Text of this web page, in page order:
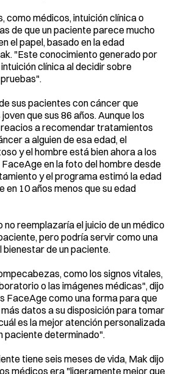
como médicos, intuición clínica o
de que un paciente parece mucho
el papel, basado en la edad
"Este conocimiento generado por
clínica al decidir sobre
sus pacientes con cáncer que
que sus 86 años. Aunque los
a recomendar tratamientos
a alguien de esa edad, el
y el hombre está bien ahora a los
en la foto del hombre desde
y el programa estimó la edad
en 10 años menos que su edad
no reemplazaría el juicio de un médico
pero podría servir como una
de un paciente.
como los signos vitales,
o las imágenes médicas", dijo
FaceAge como una forma para que
datos a su disposición para tomar
es la mejor atención personalizada
paciente determinado".
tiene seis meses de vida, Mak dijo
médicos era "ligeramente mejor que